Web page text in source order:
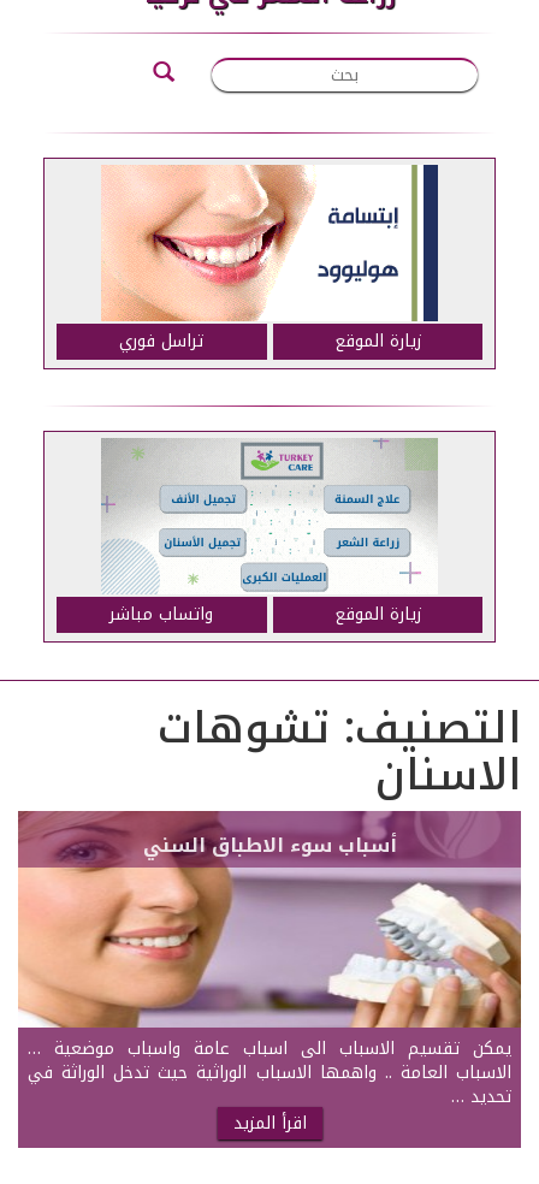
زيارة الموقع تراسل فوري
زيارة الموقع واتساب مباشر
التصنيف: تشوهات
الاسنان
أسباب سوء الاطباق السني
يمكن تقسيم الاسباب الى اسباب عامة واسباب موضعية …
الاسباب العامة .. واهمها الاسباب الوراثية حيث تدخل الوراثة في
تحديد …
اقرأ المزيد